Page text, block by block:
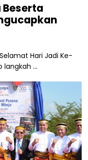
Beserta
Hari Jadi Ke-
langkah ...